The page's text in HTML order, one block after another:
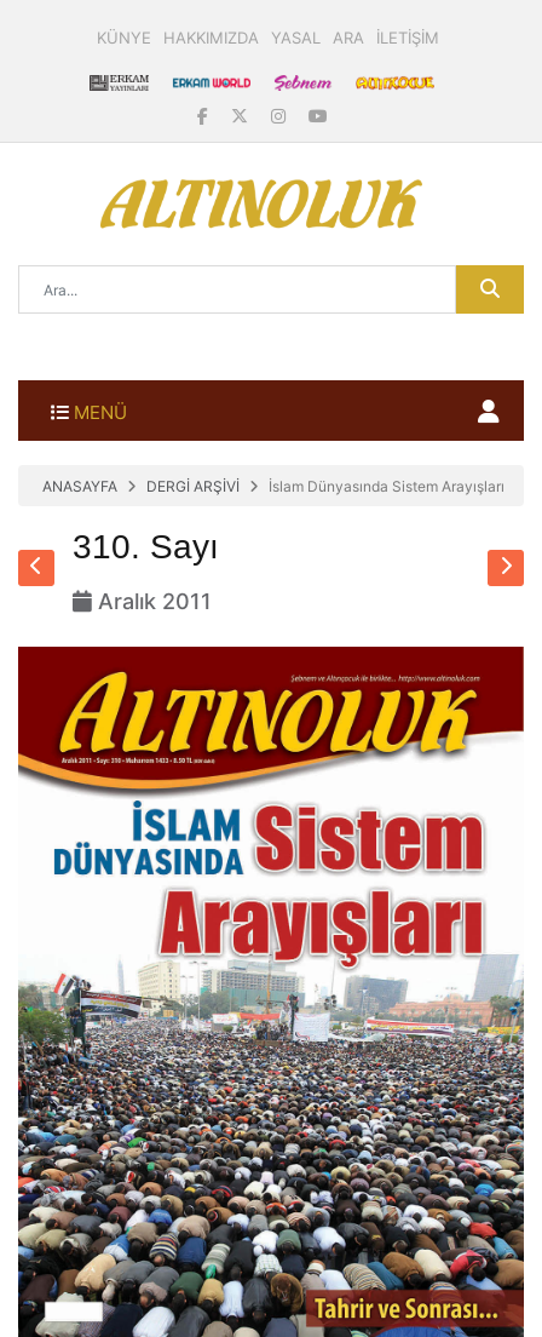
KÜNYE HAKKIMIZDA YASAL ARA İLETİŞİM
MENÜ
ANASAYFA DERGİ ARŞİVİ İslam Dünyasında Sistem Arayışları
310. Sayı
Aralık 2011